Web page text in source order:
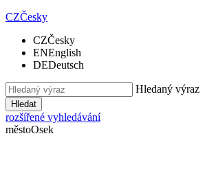
CZČesky
CZČesky
ENEnglish
DEDeutsch
Hledaný výraz
Hledat
rozšířené vyhledávání
městoOsek